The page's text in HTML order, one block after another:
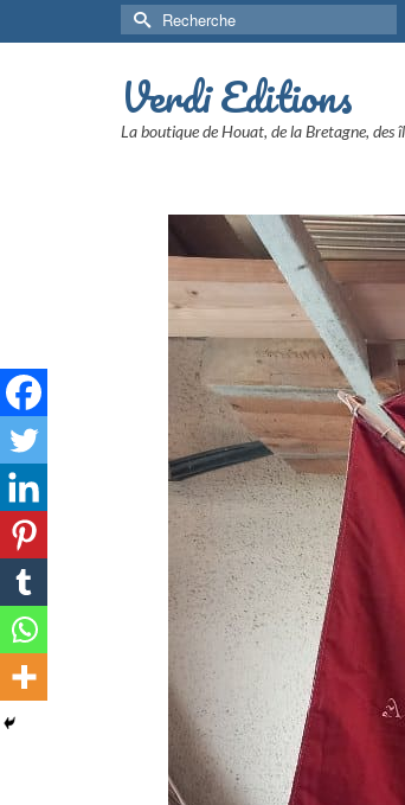
Rechercher :
Verdi Editions
La boutique de Houat, de la Bretagne, des